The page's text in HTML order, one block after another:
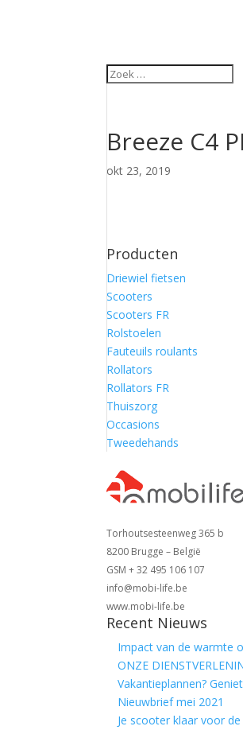
Breeze C4
okt 23, 2019
Producten
Driewiel fietsen
Scooters
Scooters FR
Rolstoelen
Fauteuils roulants
Rollators
Rollators FR
Thuiszorg
Occasions
Tweedehands
Torhoutsesteenweg 365 b
8200 Brugge – België
GSM + 32 495 106 107
info@mobi-life.be
www.mobi-life.be
Recent Nieuws
Impact van de warmte
ONZE
Vakantieplannen?
Nieuwbrief mei 2021
Je scooter klaar voor